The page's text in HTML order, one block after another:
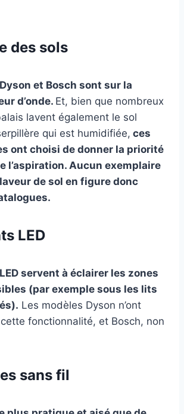
des sols
Dyson et Bosch sont sur la
d’onde. Et, bien que nombreux
lavent également le sol
qui est humidifiée, ces
ont choisi de donner la priorité
l’aspiration. Aucun exemplaire
de sol en figure donc
LED
servent à éclairer les zones
(par exemple sous les lits
Les modèles Dyson n’ont
fonctionnalité, et Bosch, non
sans fil